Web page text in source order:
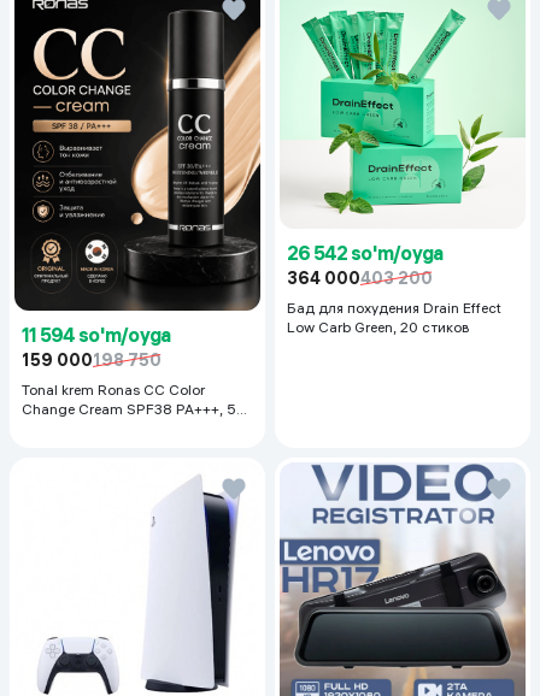
11 594 so'm/oyga
159 000198 750
Tonal krem Ronas CC Color
Change Cream SPF38 PA+++, 50
26 542 so'm/oyga
364 000403 200
Бад для похудения Drain Effect
Low Carb Green, 20 стиков